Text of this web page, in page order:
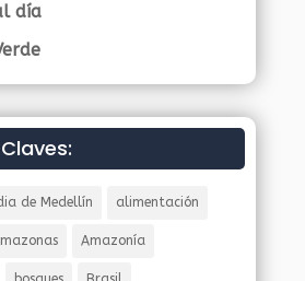
día
de Medellín alimentación
Amazonía